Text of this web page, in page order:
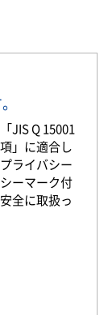
JIS Q 15001
」に適合し
ライバシー
ーマーク付
全に取扱っ